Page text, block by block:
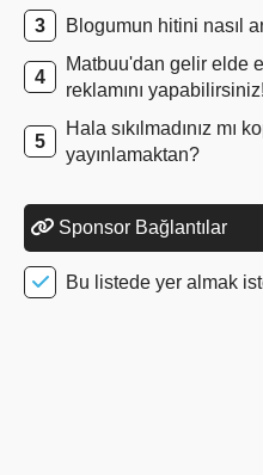
Blogumun hitini nasıl
Matbuu'dan gelir elde
reklamını yapabilirsiniz!
Hala sıkılmadınız mı
yayınlamaktan?
Sponsor Bağlantılar
Bu listede yer almak